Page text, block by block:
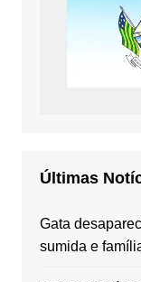
Últimas
Gata
sumida e